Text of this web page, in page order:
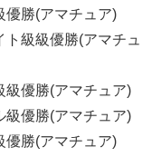
優勝(アマチュア)
級級優勝(アマチュ
級優勝(アマチュア)
級優勝(アマチュア)
優勝(アマチュア)